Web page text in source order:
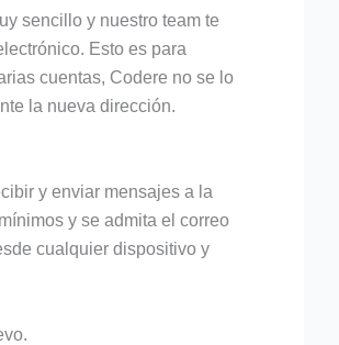
sencillo y nuestro team te
Esto es para
cuentas, Codere no se lo
la nueva dirección.
y enviar mensajes a la
y se admita el correo
cualquier dispositivo y